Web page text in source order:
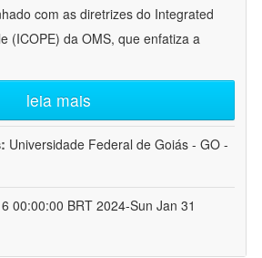
com as diretrizes do Integrated
(ICOPE) da OMS, que enfatiza a
leia mais
Universidade Federal de Goiás - GO -
00:00:00 BRT 2024-Sun Jan 31